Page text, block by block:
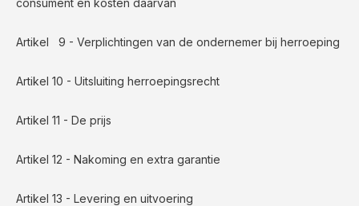
consument en kosten daarvan
Artikel 9 - Verplichtingen van de ondernemer bij herroeping
Artikel 10 - Uitsluiting herroepingsrecht
Artikel 11 - De prijs
Artikel 12 - Nakoming en extra garantie
Artikel 13 - Levering en uitvoering